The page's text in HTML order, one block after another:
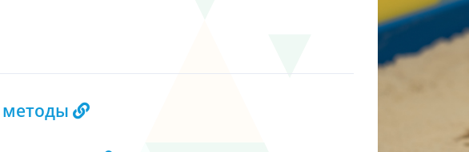
методы